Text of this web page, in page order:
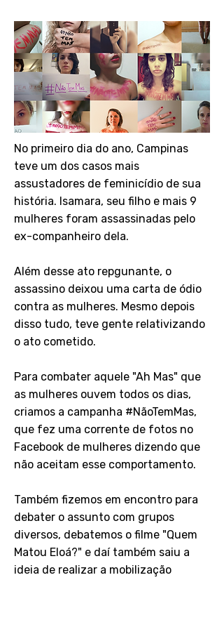
No primeiro dia do ano, Campinas
teve um dos casos mais
assustadores de feminicídio de sua
história. Isamara, seu filho e mais 9
mulheres foram assassinadas pelo
ex-companheiro dela.
Além desse ato repgunante, o
assassino deixou uma carta de ódio
contra as mulheres. Mesmo depois
disso tudo, teve gente relativizando
o ato cometido.
Para combater aquele "Ah Mas" que
as mulheres ouvem todos os dias,
criamos a campanha #NãoTemMas,
que fez uma corrente de fotos no
Facebook de mulheres dizendo que
não aceitam esse comportamento.
Também fizemos em encontro para
debater o assunto com grupos
diversos, debatemos o filme "Quem
Matou Eloá?" e daí também saiu a
ideia de realizar a mobilização